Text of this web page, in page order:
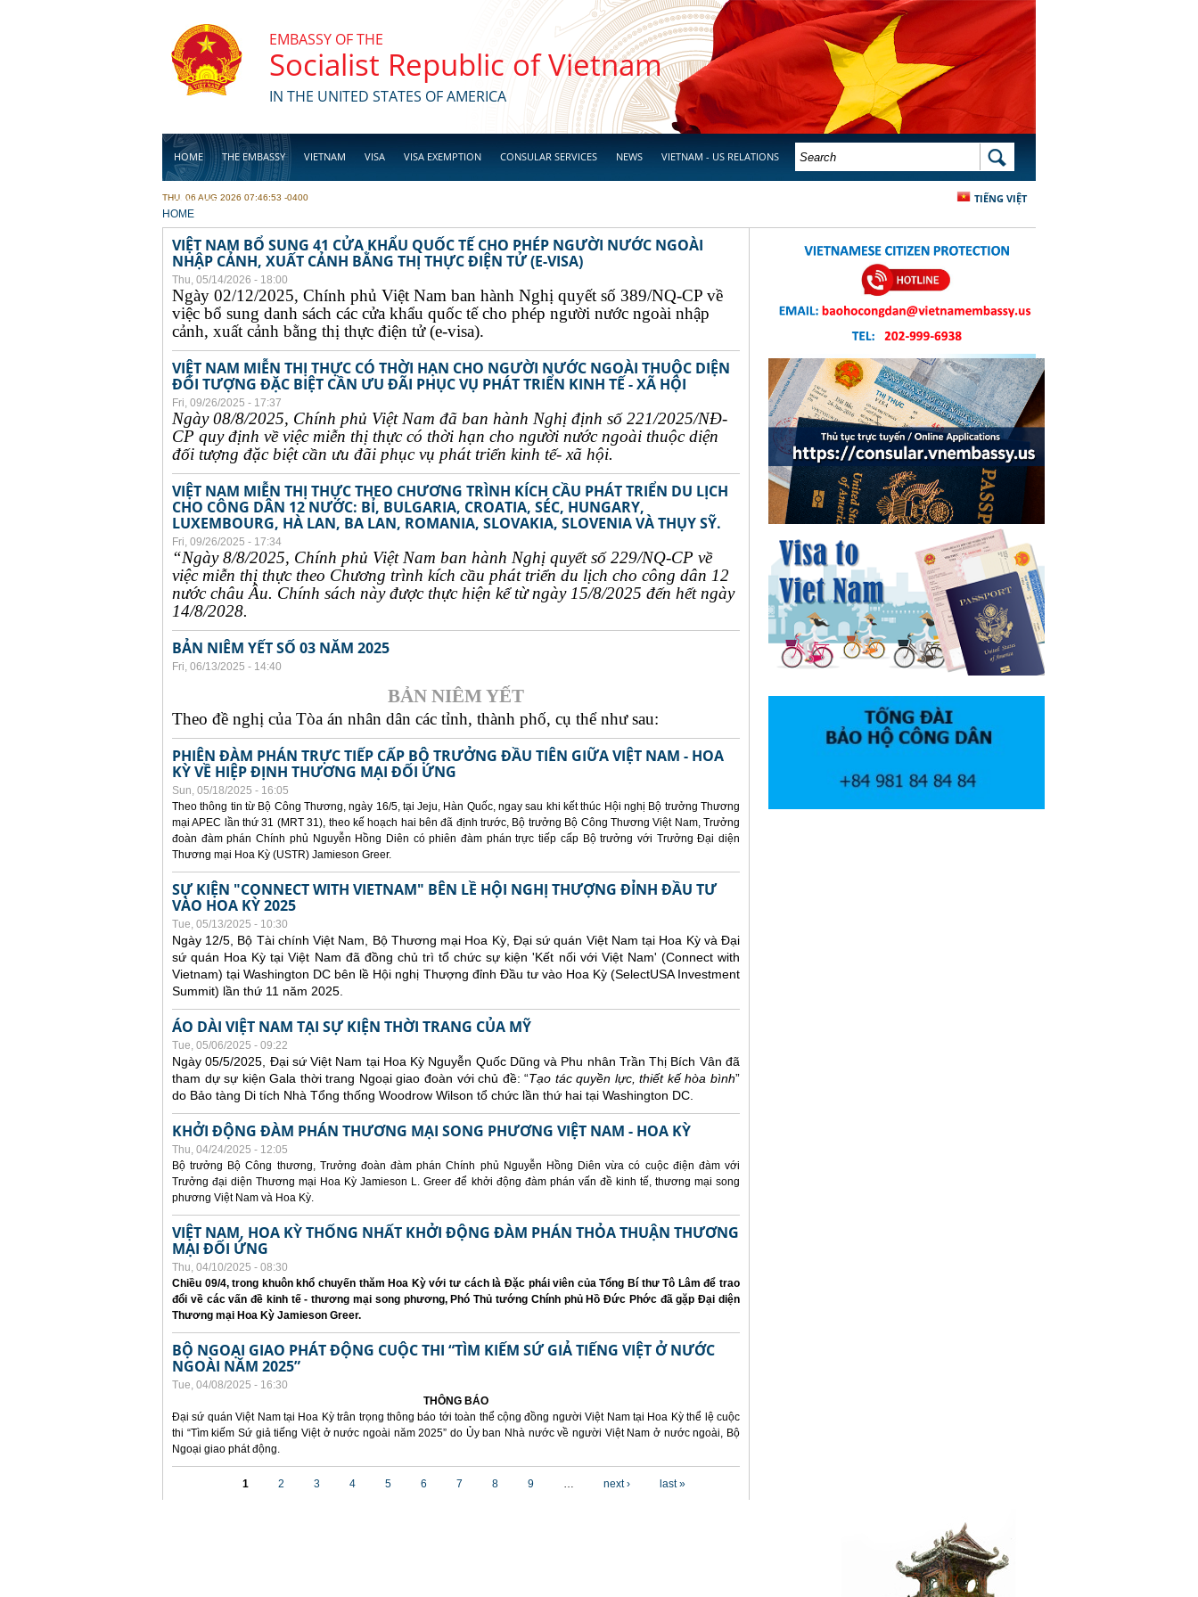
EMBASSY OF THE
Socialist Republic of Vietnam
IN THE UNITED STATES OF AMERICA
HOME THE EMBASSY VIETNAM VISA VISA EXEMPTION CONSULAR SERVICES NEWS VIETNAM - US RELATIONS
BUSINESS
SEARCH FORM SEARCH
TIẾNG VIỆT
THU, 06 AUG 2026 07:46:53 -0400
YOU ARE HERE
HOME
VIỆT NAM BỔ SUNG 41 CỬA KHẨU QUỐC TẾ CHO PHÉP NGƯỜI NƯỚC NGOÀI
NHẬP CẢNH, XUẤT CẢNH BẰNG THỊ THỰC ĐIỆN TỬ (E-VISA)
Thu, 05/14/2026 - 18:00
Ngày 02/12/2025, Chính phủ Việt Nam ban hành Nghị quyết số 389/NQ-CP về
việc bổ sung danh sách các cửa khẩu quốc tế cho phép người nước ngoài nhập
cảnh, xuất cảnh bằng thị thực điện tử (e-visa).
VIỆT NAM MIỄN THỊ THỰC CÓ THỜI HẠN CHO NGƯỜI NƯỚC NGOÀI THUỘC DIỆN
ĐỐI TƯỢNG ĐẶC BIỆT CẦN ƯU ĐÃI PHỤC VỤ PHÁT TRIỂN KINH TẾ - XÃ HỘI
Fri, 09/26/2025 - 17:37
Ngày 08/8/2025, Chính phủ Việt Nam đã ban hành Nghị định số 221/2025/NĐ-
CP quy định về việc miễn thị thực có thời hạn cho người nước ngoài thuộc diện
đối tượng đặc biệt cần ưu đãi phục vụ phát triển kinh tế- xã hội.
VIỆT NAM MIỄN THỊ THỰC THEO CHƯƠNG TRÌNH KÍCH CẦU PHÁT TRIỂN DU LỊCH
CHO CÔNG DÂN 12 NƯỚC: BỈ, BULGARIA, CROATIA, SÉC, HUNGARY,
LUXEMBOURG, HÀ LAN, BA LAN, ROMANIA, SLOVAKIA, SLOVENIA VÀ THỤY SỸ.
Fri, 09/26/2025 - 17:34
“Ngày 8/8/2025, Chính phủ Việt Nam ban hành Nghị quyết số 229/NQ-CP về
việc miễn thị thực theo Chương trình kích cầu phát triển du lịch cho công dân 12
nước châu Âu. Chính sách này được thực hiện kể từ ngày 15/8/2025 đến hết ngày
14/8/2028.
BẢN NIÊM YẾT SỐ 03 NĂM 2025
Fri, 06/13/2025 - 14:40
BẢN NIÊM YẾT
Theo đề nghị của Tòa án nhân dân các tỉnh, thành phố, cụ thể như sau:
PHIÊN ĐÀM PHÁN TRỰC TIẾP CẤP BỘ TRƯỞNG ĐẦU TIÊN GIỮA VIỆT NAM - HOA
KỲ VỀ HIỆP ĐỊNH THƯƠNG MẠI ĐỐI ỨNG
Sun, 05/18/2025 - 16:05
Theo thông tin từ Bộ Công Thương, ngày 16/5, tại Jeju, Hàn Quốc, ngay sau khi kết thúc Hội nghị Bộ trưởng Thương
mại APEC lần thứ 31 (MRT 31), theo kế hoạch hai bên đã định trước, Bộ trưởng Bộ Công Thương Việt Nam, Trưởng
đoàn đàm phán Chính phủ Nguyễn Hồng Diên có phiên đàm phán trực tiếp cấp Bộ trưởng với Trưởng Đại diện
Thương mại Hoa Kỳ (USTR) Jamieson Greer.
SỰ KIỆN "CONNECT WITH VIETNAM" BÊN LỀ HỘI NGHỊ THƯỢNG ĐỈNH ĐẦU TƯ
VÀO HOA KỲ 2025
Tue, 05/13/2025 - 10:30
Ngày 12/5, Bộ Tài chính Việt Nam, Bộ Thương mại Hoa Kỳ, Đại sứ quán Việt Nam tại Hoa Kỳ và Đại
sứ quán Hoa Kỳ tại Việt Nam đã đồng chủ trì tổ chức sự kiện 'Kết nối với Việt Nam' (Connect with
Vietnam) tại Washington DC bên lề Hội nghị Thượng đỉnh Đầu tư vào Hoa Kỳ (SelectUSA Investment
Summit) lần thứ 11 năm 2025.
ÁO DÀI VIỆT NAM TẠI SỰ KIỆN THỜI TRANG CỦA MỸ
Tue, 05/06/2025 - 09:22
Ngày 05/5/2025, Đại sứ Việt Nam tại Hoa Kỳ Nguyễn Quốc Dũng và Phu nhân Trần Thị Bích Vân đã
tham dự sự kiện Gala thời trang Ngoại giao đoàn với chủ đề: “Tạo tác quyền lực, thiết kế hòa bình”
do Bảo tàng Di tích Nhà Tổng thống Woodrow Wilson tổ chức lần thứ hai tại Washington DC.
KHỞI ĐỘNG ĐÀM PHÁN THƯƠNG MẠI SONG PHƯƠNG VIỆT NAM - HOA KỲ
Thu, 04/24/2025 - 12:05
Bộ trưởng Bộ Công thương, Trưởng đoàn đàm phán Chính phủ Nguyễn Hồng Diên vừa có cuộc điện đàm với
Trưởng đại diện Thương mại Hoa Kỳ Jamieson L. Greer để khởi động đàm phán vấn đề kinh tế, thương mại song
phương Việt Nam và Hoa Kỳ.
VIỆT NAM, HOA KỲ THỐNG NHẤT KHỞI ĐỘNG ĐÀM PHÁN THỎA THUẬN THƯƠNG
MẠI ĐỐI ỨNG
Thu, 04/10/2025 - 08:30
Chiều 09/4, trong khuôn khổ chuyến thăm Hoa Kỳ với tư cách là Đặc phái viên của Tổng Bí thư Tô Lâm để trao
đổi về các vấn đề kinh tế - thương mại song phương, Phó Thủ tướng Chính phủ Hồ Đức Phớc đã gặp Đại diện
Thương mại Hoa Kỳ Jamieson Greer.
BỘ NGOẠI GIAO PHÁT ĐỘNG CUỘC THI “TÌM KIẾM SỨ GIẢ TIẾNG VIỆT Ở NƯỚC
NGOÀI NĂM 2025”
Tue, 04/08/2025 - 16:30
THÔNG BÁO
Đại sứ quán Việt Nam tại Hoa Kỳ trân trọng thông báo tới toàn thể cộng đồng người Việt Nam tại Hoa Kỳ thể lệ cuộc
thi “Tìm kiếm Sứ giả tiếng Việt ở nước ngoài năm 2025” do Ủy ban Nhà nước về người Việt Nam ở nước ngoài, Bộ
Ngoại giao phát động.
1 2 3 4 5 6 7 8 9 … next › last »